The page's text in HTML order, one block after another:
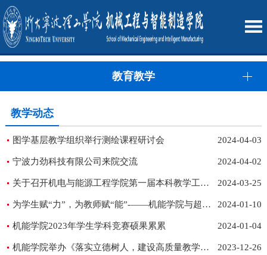
教育教学
教学动态
2024-04-03
图学基层教学组织举行测绘课程研讨会
2024-04-02
宁波力劲科技有限公司来院交流
2024-03-25
关于召开机电与能源工程学院第一届本科教学工作大会的通知
2024-01-10
为学生赋“力”，为教师赋“能”-——机能学院与超星集团联合启动智能制造产教融合课程群建设
2024-01-04
机能学院2023年学生学科竞赛硕果累累
2023-12-26
机能学院举办《落实立德树人，建设高质量教学体系》教学沙龙活动